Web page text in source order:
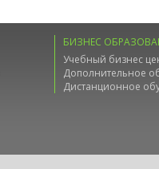
БИЗНЕС
Учебный бизнес
Дополнительное
Дистанционное